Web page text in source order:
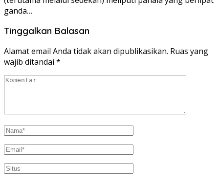
ganda…
Tinggalkan Balasan
Alamat email Anda tidak akan dipublikasikan. Ruas yang
wajib ditandai *